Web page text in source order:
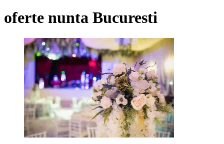
oferte nunta Bucuresti